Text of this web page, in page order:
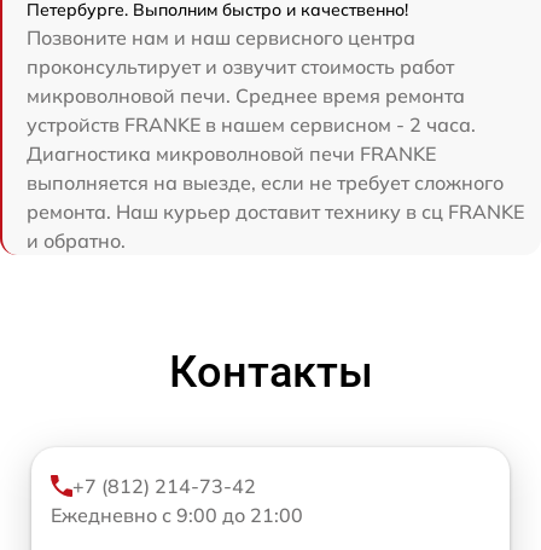
Петербурге. Выполним быстро и качественно!
Позвоните нам и наш сервисного центра
проконсультирует и озвучит стоимость работ
микроволновой печи. Среднее время ремонта
устройств FRANKE в нашем сервисном - 2 часа.
Диагностика микроволновой печи FRANKE
выполняется на выезде, если не требует сложного
ремонта. Наш курьер доставит технику в сц FRANKE
и обратно.
Контакты
+7 (812) 214-73-42
Ежедневно с 9:00 до 21:00